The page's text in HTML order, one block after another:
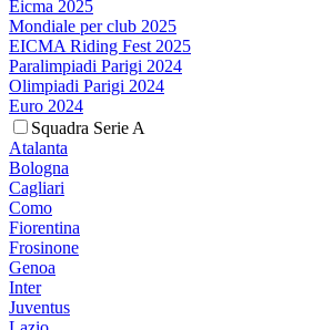
Eicma 2025
Mondiale per club 2025
EICMA Riding Fest 2025
Paralimpiadi Parigi 2024
Olimpiadi Parigi 2024
Euro 2024
Squadra Serie A
Atalanta
Bologna
Cagliari
Como
Fiorentina
Frosinone
Genoa
Inter
Juventus